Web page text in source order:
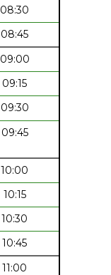
08:30
08:45
09:00
09:15
09:30
09:45
10:00
10:15
10:30
10:45
11:00